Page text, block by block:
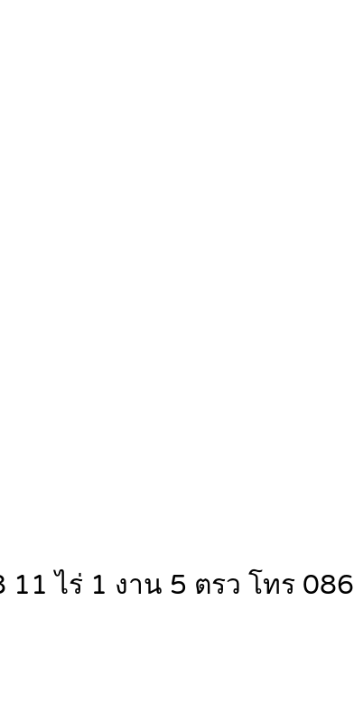
ไร่ 1 งาน 5 ตรว โทร